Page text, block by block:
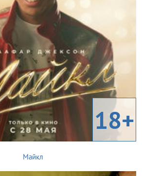
18+
Майкл